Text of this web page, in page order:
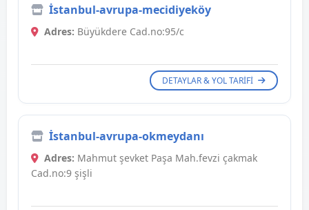
İstanbul-avrupa-mecidiyeköy
Adres: Büyükdere Cad.no:95/c
DETAYLAR & YOL TARIFI
İstanbul-avrupa-okmeydanı
Adres: Mahmut şevket Paşa Mah.fevzi çakmak
Cad.no:9 şişli